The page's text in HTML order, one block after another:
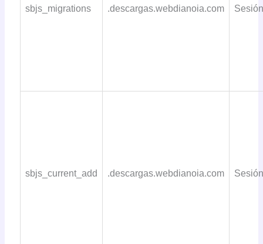
sbjs_migrations .descargas.webdianoia.com Sesión
sbjs_current_add .descargas.webdianoia.com Sesión